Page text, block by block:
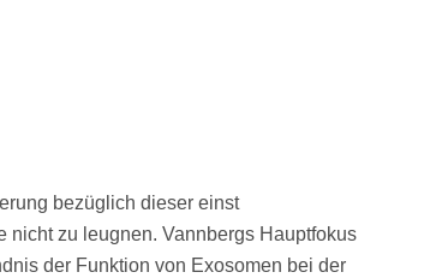
bezüglich dieser einst
zu leugnen. Vannbergs Hauptfokus
der Funktion von Exosomen bei der